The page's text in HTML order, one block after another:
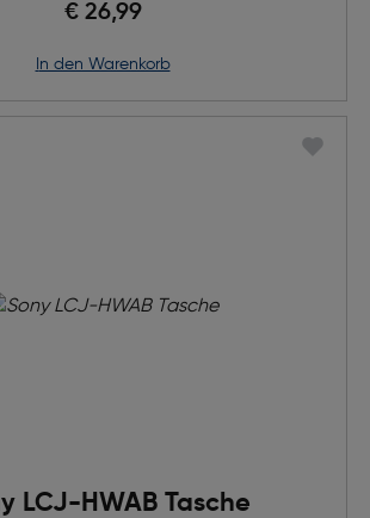
€ 26,99
in den Warenkorb
LCJ-HWAB Tasche